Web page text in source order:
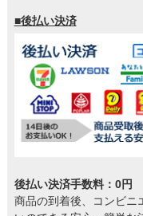
■後払い決済
後払い決済手数料：0円
商品の到着後、コンビニ